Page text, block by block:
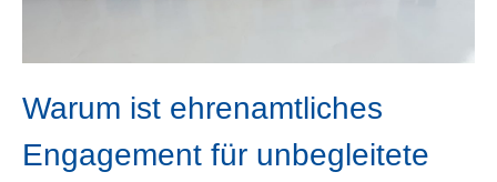
Warum ist ehrenamtliches
Engagement für unbegleitete